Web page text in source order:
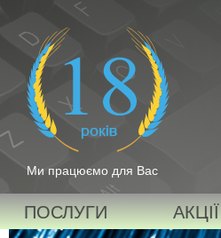
Ми працюємо для Вас
ПОСЛУГИ
АКЦІЇ